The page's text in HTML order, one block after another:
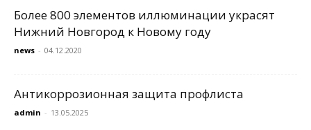
Более 800 элементов иллюминации украсят
Нижний Новгород к Новому году
news - 04.12.2020
Антикоррозионная защита профлиста
admin - 13.05.2025